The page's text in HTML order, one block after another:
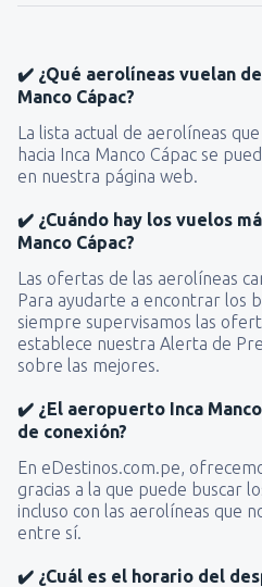
✔️ ¿Qué aerolíneas vuelan
Manco Cápac?
La lista actual de aerolíneas
hacia Inca Manco Cápac se
en nuestra página web.
✔️ ¿Cuándo hay los vuelos
Manco Cápac?
Las ofertas de las aerolíneas
Para ayudarte a encontrar los
siempre supervisamos las
establece nuestra Alerta de
sobre las mejores.
✔️ ¿El aeropuerto Inca
de conexión?
En eDestinos.com.pe,
gracias a la que puede buscar
incluso con las aerolíneas que
entre sí.
✔️ ¿Cuál es el horario del